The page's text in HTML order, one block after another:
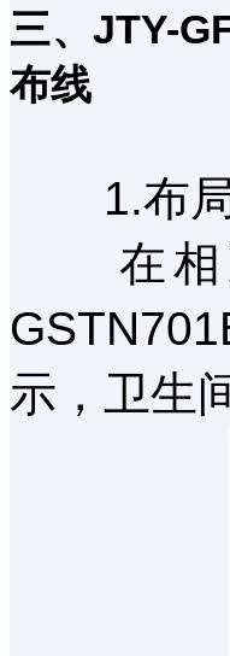
三、JTY-
布线
1.布局
在相互
示，卫生